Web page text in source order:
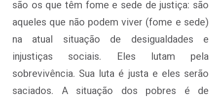
são os que têm fome e sede de justiça: são
aqueles que não podem viver (fome e sede)
na atual situação de desigualdades e
injustiças sociais. Eles lutam pela
sobrevivência. Sua luta é justa e eles serão
saciados. A situação dos pobres é de